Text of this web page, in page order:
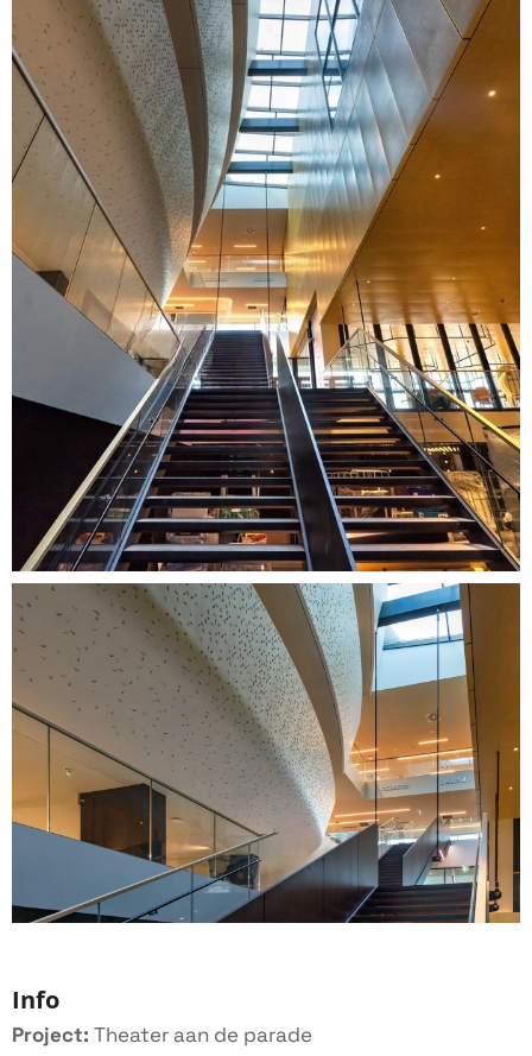
Info
Project: Theater aan de parade